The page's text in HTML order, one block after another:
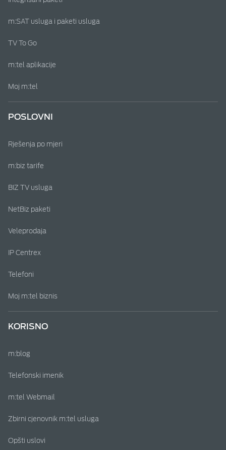
m:SAT usluga i paketi usluga
TV To Go
m:tel aplikacije
Moj m:tel
POSLOVNI
Rješenja po mjeri
m:biz tarife
BIZ TV usluga
NetBiz paketi
Veleprodaja
IP Centrex
Telefoni
Moj m:tel biznis
KORISNO
m:blog
Telefonski imenik
m:tel Webmail
Zbirni cjenovnik m:tel usluga
Opšti uslovi